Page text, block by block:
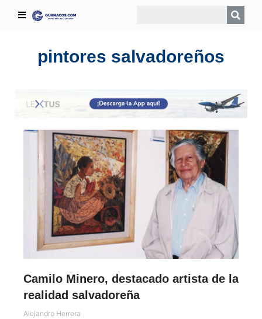
pintores salvadoreños
Camilo Minero, destacado artista de la
realidad salvadoreña
Alejandro Herrera